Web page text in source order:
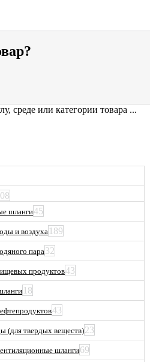
среде или категории товара ...
шланги45
и воздуха 189
пара32
продуктов43
18
43
(для твердых веществ)23
шланги69